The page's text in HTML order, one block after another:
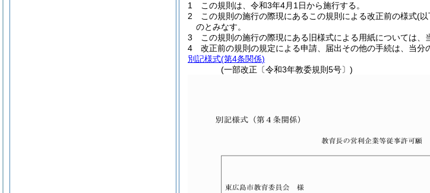
1
この規則は、令和3年4月1日から施行する。
2
この規則の施行の際現にあるこの規則による改正前の様式(以
のとみなす。
3
この規則の施行の際現にある旧様式による用紙については、
4
改正前の規則の規定による申請、届出その他の手続は、当分
別記様式(第4条関係)
(一部改正〔令和3年教委規則5号〕)